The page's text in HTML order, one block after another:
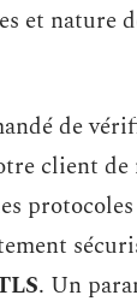
et nature
de
client de
protocoles
. Un